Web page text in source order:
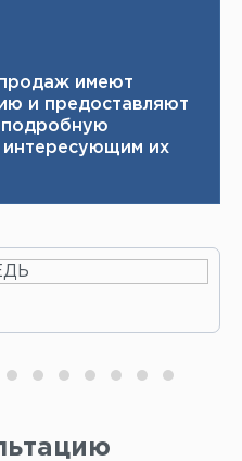
имеют
и ​ предоставляют
подробную
их